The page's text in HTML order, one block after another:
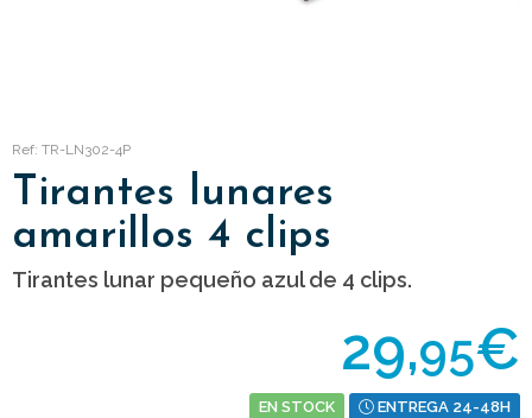
Ref: TR-LN302-4P
Tirantes lunares
amarillos 4 clips
Tirantes lunar pequeño azul de 4 clips.
29,95€
EN STOCK ENTREGA 24-48H